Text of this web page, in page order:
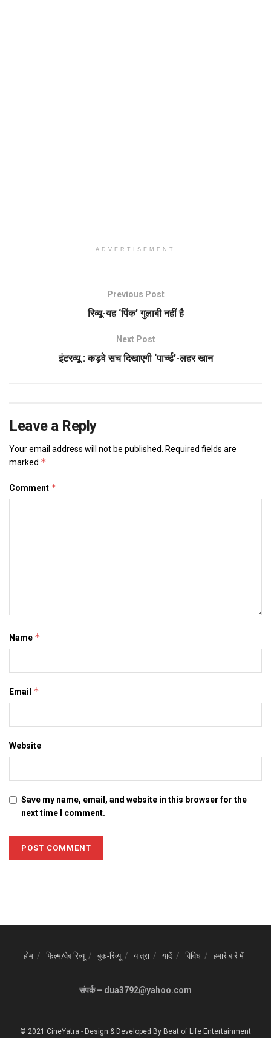
ADVERTISEMENT
Previous Post
रिव्यू-यह ‘पिंक’ गुलाबी नहीं है
Next Post
इंटरव्यू : कड़वे सच दिखाएगी ‘पार्च्ड’-लहर खान
Leave a Reply
Your email address will not be published. Required fields are
marked *
Comment *
Name *
Email *
Website
Save my name, email, and website in this browser for the
next time I comment.
होम फिल्म/वेब रिव्यू बुक-रिव्यू यात्रा यादें विविध हमारे बारे में
संपर्क – dua3792@yahoo.com
© 2021 CineYatra - Design & Developed By Beat of Life Entertainment